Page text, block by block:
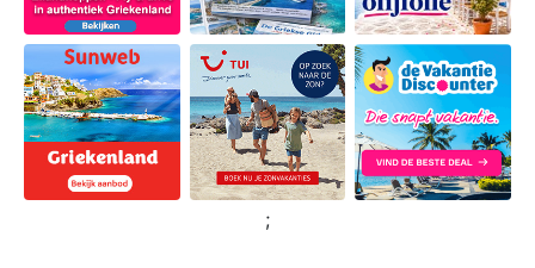
;